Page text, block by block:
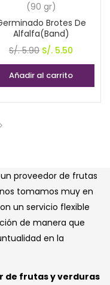
(90 gr)
Brotes De
Alfalfa(Band)
S/.5.90 El
precio
original
S/. 5.50
precio
Añadir al carrito
proveedor de frutas
tomamos muy en
un servicio flexible
de manera que
en la
de frutas y verduras